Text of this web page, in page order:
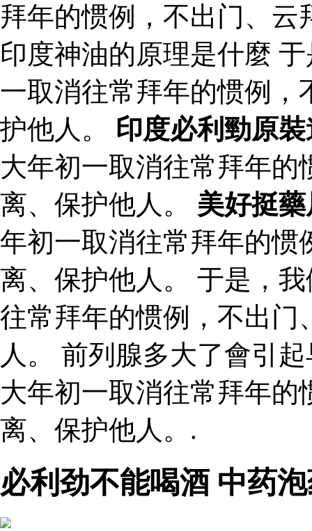
拜年的惯例，不出门、
印度神油的原理是什麼
一取消往常拜年的惯例，
护他人。 印度必利勁原
大年初一取消往常拜年
离、保护他人。 美好挺藥
年初一取消往常拜年的惯
离、保护他人。 于是，
往常拜年的惯例，不出门
人。 前列腺多大了會引
大年初一取消往常拜年
离、保护他人。.
必利劲不能喝酒 中药